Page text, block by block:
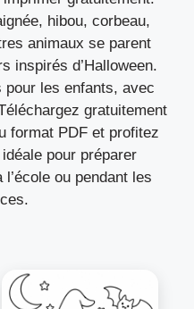
hibou, corbeau,
animaux se parent
inspirés d’Halloween.
les enfants, avec
gratuitement
format PDF et profitez
pour préparer
ou pendant les